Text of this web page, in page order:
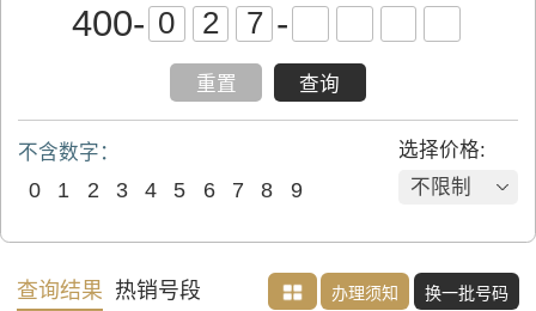
400- -
重置 查询
不含数字：
0 1 2 3 4 5 6 7 8 9
选择价格:
不限制
查询结果 热销号段 办理须知 换一批号码